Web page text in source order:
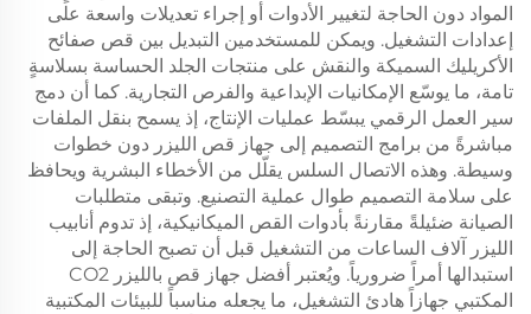
المواد دون الحاجة لتغيير الأدوات أو إجراء تعديلات واسعة على
إعدادات التشغيل. ويمكن للمستخدمين التبديل بين قص صفائح
الأكريليك السميكة والنقش على منتجات الجلد الحساسة بسلاسةٍ
تامة، ما يوسّع الإمكانيات الإبداعية والفرص التجارية. كما أن دمج
سير العمل الرقمي يبسّط عمليات الإنتاج، إذ يسمح بنقل الملفات
مباشرةً من برامج التصميم إلى جهاز قص الليزر دون خطوات
وسيطة. وهذه الاتصال السلس يقلّل من الأخطاء البشرية ويحافظ
على سلامة التصميم طوال عملية التصنيع. وتبقى متطلبات
الصيانة ضئيلةً مقارنةً بأدوات القص الميكانيكية، إذ تدوم أنابيب
الليزر آلاف الساعات من التشغيل قبل أن تصبح الحاجة إلى
استبدالها أمراً ضرورياً. ويُعتبر أفضل جهاز قص بالليزر CO2
المكتبي جهازاً هادئ التشغيل، ما يجعله مناسباً للبيئات المكتبية